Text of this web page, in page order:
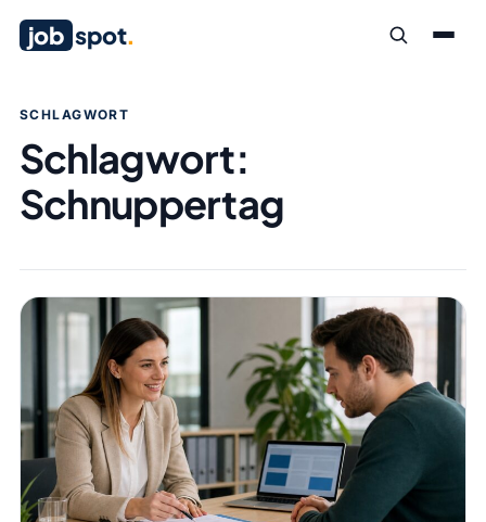
job spot.
SCHLAGWORT
Schlagwort:
Schnuppertag